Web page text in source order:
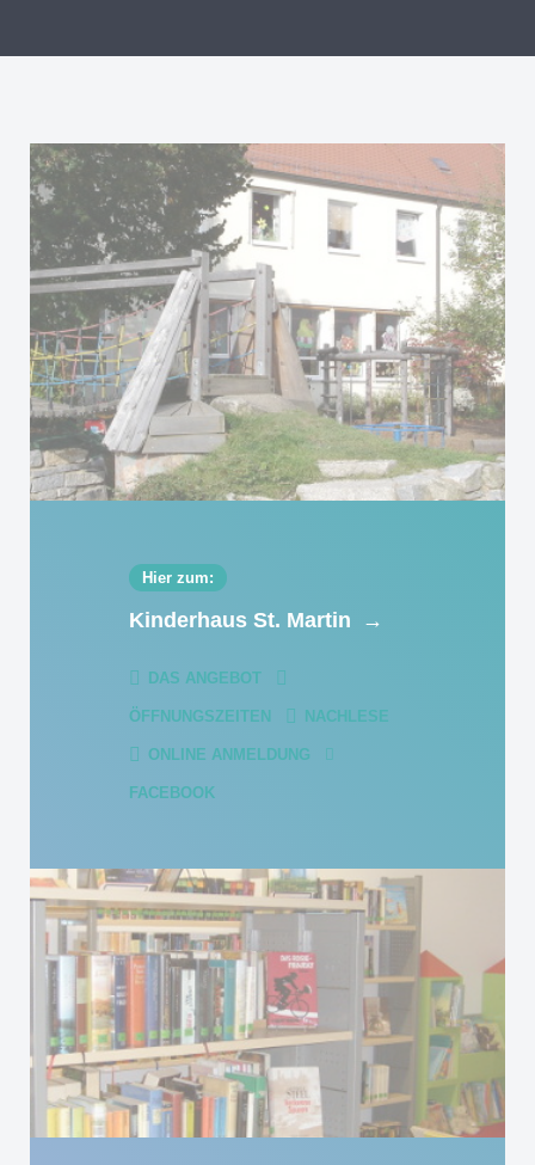
Hier zum:
Kinderhaus St. Martin →
DAS ANGEBOT
ÖFFNUNGSZEITEN NACHLESE
ONLINE ANMELDUNG
FACEBOOK